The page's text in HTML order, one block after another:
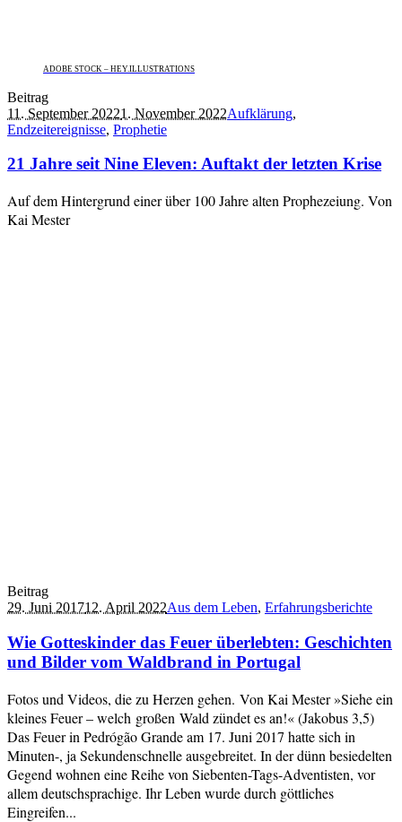
ADOBE STOCK – HEY.ILLUSTRATIONS
Beitrag
11. September 20221. November 2022Aufklärung,
Endzeitereignisse, Prophetie
21 Jahre seit Nine Eleven: Auftakt der letzten Krise
Auf dem Hintergrund einer über 100 Jahre alten Prophezeiung. Von
Kai Mester
Beitrag
29. Juni 201712. April 2022Aus dem Leben, Erfahrungsberichte
Wie Gotteskinder das Feuer überlebten: Geschichten
und Bilder vom Waldbrand in Portugal
Fotos und Videos, die zu Herzen gehen. Von Kai Mester »Siehe ein
kleines Feuer – welch großen Wald zündet es an!« (Jakobus 3,5)
Das Feuer in Pedrógão Grande am 17. Juni 2017 hatte sich in
Minuten-, ja Sekundenschnelle ausgebreitet. In der dünn besiedelten
Gegend wohnen eine Reihe von Siebenten-Tags-Adventisten, vor
allem deutschsprachige. Ihr Leben wurde durch göttliches
Eingreifen...